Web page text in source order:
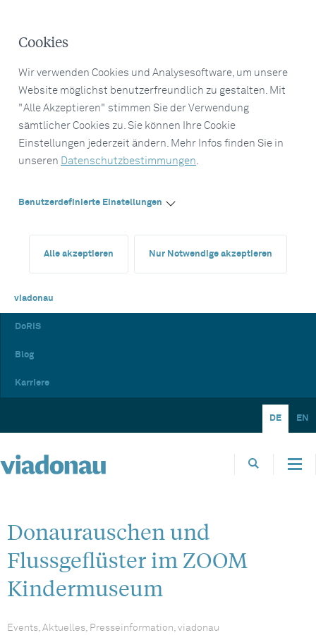
Cookies
Wir verwenden Cookies und Analysesoftware, um unsere
Website möglichst benutzerfreundlich zu gestalten. Mit
"Alle Akzeptieren" stimmen Sie der Verwendung
sämtlicher Cookies zu. Sie können Ihre Cookie
Einstellungen jederzeit ändern. Mehr Infos finden Sie in
unseren Datenschutzbestimmungen.
Benutzerdefinierte Einstellungen
Alle akzeptieren Nur Notwendige akzeptieren
viadonau
DoRIS
Blog
Karriere
DE EN
Donaurauschen und
Flussgeflüster im ZOOM
Kindermuseum
Events, Aktuelles, Presseinformation, viadonau